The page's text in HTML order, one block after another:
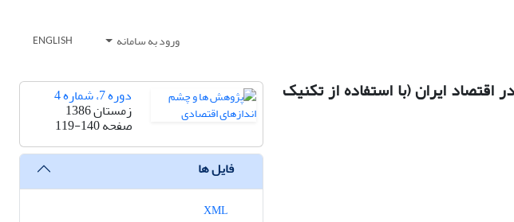
ورود به سامانه ENGLISH
اقتصاد ایران (با استفاده از تکنیک دوره 7، شماره 4
زمستان 1386
صفحه119-140
فایل ها